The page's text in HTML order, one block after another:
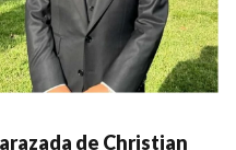
de Christian